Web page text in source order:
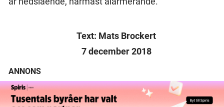
Text: Mats Brockert
7 december 2018
ANNONS